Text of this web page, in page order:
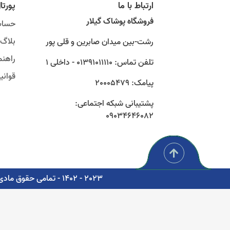
ارتباط با ما
فروشگاه پوشاک گیلار
رشت-بین میدان صابرین و قلی پور
تلفن تماس: 01391011110 - داخلی 1
پیامک: 20005479
پشتیبانی شبکه اجتماعی:
09034646082
بلاگ
2023 - 1402 - تمامی حقوق مادی و معنوی برای شرکت پوشاک سبز گستر گیلار محفوظ است. - مشاوره، پشتیبانی و طراحی اتوماسیون دیجیتال: